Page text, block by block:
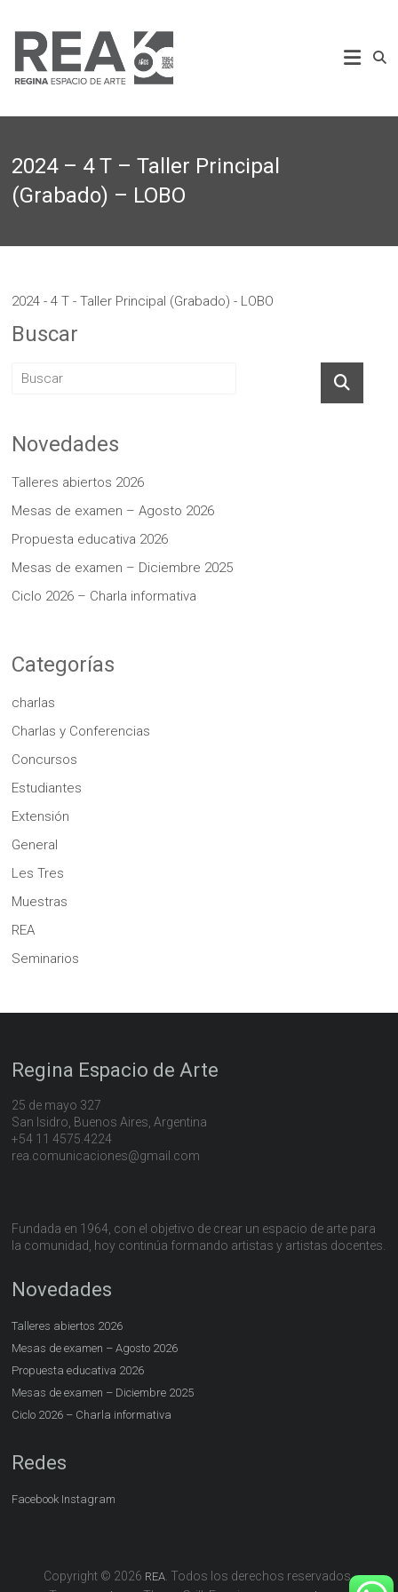
contenido
REA
Regina
2024 – 4 T – Taller Principal
(Grabado) – LOBO
2024 - 4 T - Taller Principal (Grabado) - LOBO
Buscar
Novedades
Talleres abiertos 2026
Mesas de examen – Agosto 2026
Propuesta educativa 2026
Mesas de examen – Diciembre 2025
Ciclo 2026 – Charla informativa
Categorías
charlas
Charlas y Conferencias
Concursos
Estudiantes
Extensión
General
Les Tres
Muestras
REA
Seminarios
Regina Espacio de Arte
25 de mayo 327
San Isidro, Buenos Aires, Argentina
+54 11 4575.4224
rea.comunicaciones@gmail.com
Fundada en 1964, con el objetivo de crear un espacio de arte para
la comunidad, hoy continúa formando artistas y artistas docentes.
Novedades
Talleres abiertos 2026
Mesas de examen – Agosto 2026
Propuesta educativa 2026
Mesas de examen – Diciembre 2025
Ciclo 2026 – Charla informativa
Redes
Facebook Instagram
Copyright © 2026 REA . Todos los derechos reservados.